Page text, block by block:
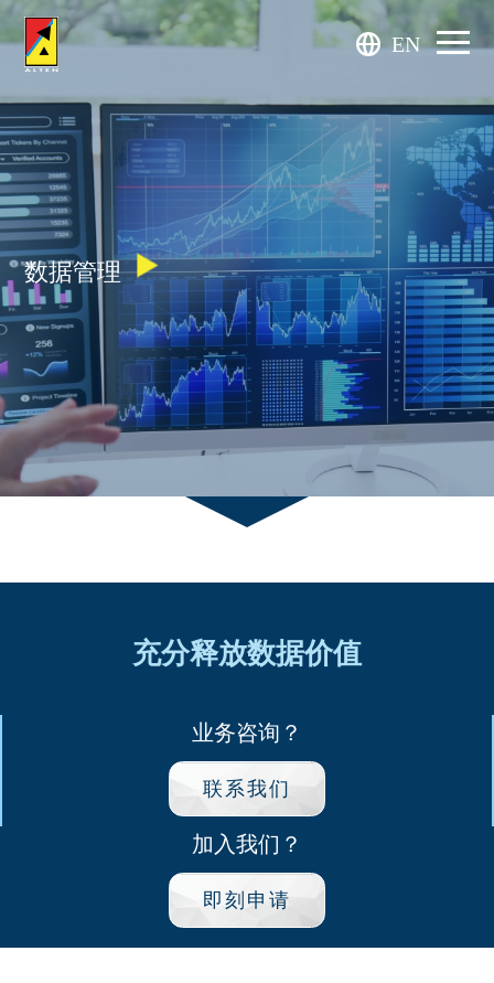
EN
数据管理
充分释放数据价值
业务咨询？
联系我们
加入我们？
即刻申请